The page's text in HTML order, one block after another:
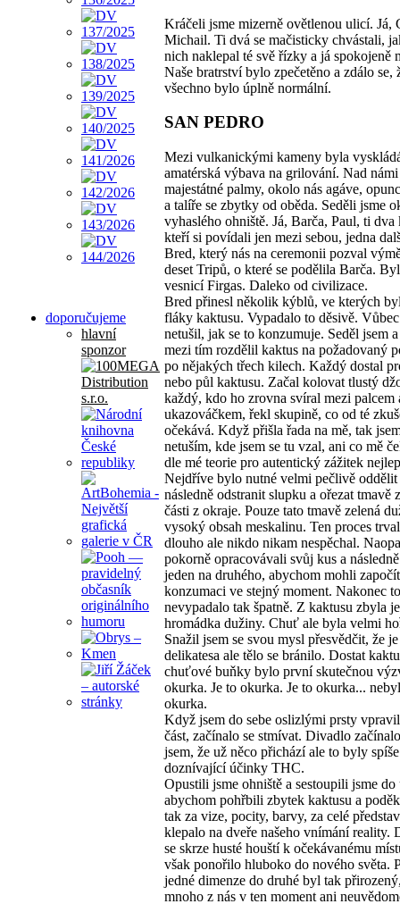
doporučujeme
hlavní
sponzor
Kráčeli jsme mizerně ovětlenou ulicí. Já,
Michail. Ti dvá se mačisticky chvástali,
nich naklepal té svě řízky a já spokojeně
Naše bratrství bylo zpečetěno a zdálo se,
všechno bylo úplně normální.
SAN PEDRO
Mezi vulkanickými kameny byla
amatérská výbava na grilování. Nad
majestátné palmy, okolo nás agáve,
a talíře se zbytky od oběda. Seděli jsme
vyhaslého ohniště. Já, Barča, Paul, ti dva
kteří si povídali jen mezi sebou, jedna
Bred, který nás na ceremonii pozval
deset Tripů, o které se podělila Barča.
vesnicí Firgas. Daleko od civilizace.
Bred přinesl několik kýblů, ve kterých
fláky kaktusu. Vypadalo to děsivě.
netušil, jak se to konzumuje. Seděl jsem
mezi tím rozdělil kaktus na požadovaný
po nějakých třech kilech. Každý dostal
nebo půl kaktusu. Začal kolovat tlustý
každý, kdo ho zrovna svíral mezi palcem
ukazováčkem, řekl skupině, co od té
očekává. Když přišla řada na mě, tak
netuším, kde jsem se tu vzal, ani co mě
dle mé teorie pro autentický zážitek
Nejdříve bylo nutné velmi pečlivě oddělit
následně odstranit slupku a ořezat tmavě
části z okraje. Pouze tato tmavě zelená
vysoký obsah meskalinu. Ten proces
dlouho ale nikdo nikam nespěchal.
pokorně opracovávali svůj kus a
jeden na druhého, abychom mohli započít
konzumaci ve stejný moment. Nakonec to
nevypadalo tak špatně. Z kaktusu zbyla
hromádka dužiny. Chuť ale byla velmi
Snažil jsem se svou mysl přesvědčit, že
delikatesa ale tělo se bránilo. Dostat
chuťové buňky bylo první skutečnou
okurka. Je to okurka. Je to okurka...
okurka.
Když jsem do sebe oslizlými prsty
část, začínalo se stmívat. Divadlo
jsem, že už něco přichází ale to byly
doznívající účinky THC.
Opustili jsme ohniště a sestoupili jsme
abychom pohřbili zbytek kaktusu a
tak za vize, pocity, barvy, za celé
klepalo na dveře našeho vnímání reality.
se skrze husté houští k očekávanému
však ponořilo hluboko do nového světa.
jedné dimenze do druhé byl tak
mnoho z nás v ten moment ani